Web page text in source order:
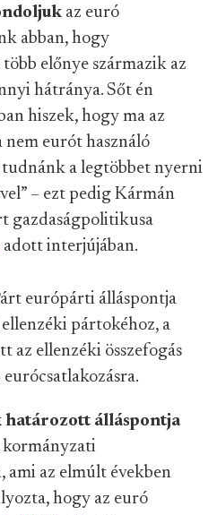
az euró
abban, hogy
előnye származik az
hátránya. Sőt én
hiszek, hogy ma az
eurót használó
a legtöbbet nyerni
– ezt pedig Kármán
gazdaságpolitikusa
adott interjújában.
európárti álláspontja
pártokéhoz, a
az ellenzéki összefogás
eurócsatlakozásra.
álláspontja
kormányzati
ami az elmúlt években
hogy az euró